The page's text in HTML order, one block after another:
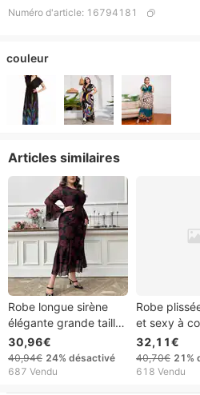
Numéro d'article: 16794181
couleur
Articles similaires
Robe longue sirène
élégante grande taille,
imprimé floral,
manches trompette et
silhouette féminine
30,96€
40,94€ 24% désactivé
687 Vendu
Robe
et sexy à
couleur
printemps
fusion
32,11€
40,70€ 21%
618 Vendu